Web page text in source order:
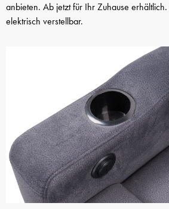
anbieten. Ab jetzt für Ihr Zuhause
elektrisch verstellbar.